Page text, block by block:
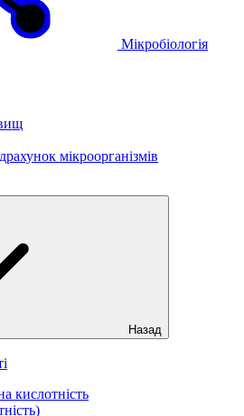
Мікробіологія
мікроорганізмів
Назад
кислотність